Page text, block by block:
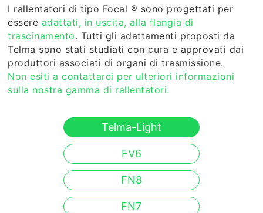
I rallentatori di tipo Focal ® sono progettati per
essere adattati, in uscita, alla flangia di
trascinamento. Tutti gli adattamenti proposti da
Telma sono stati studiati con cura e approvati dai
produttori associati di organi di trasmissione.
Non esiti a contattarci per ulteriori informazioni
sulla nostra gamma di rallentatori.
Telma-Light
FV6
FN8
FN7